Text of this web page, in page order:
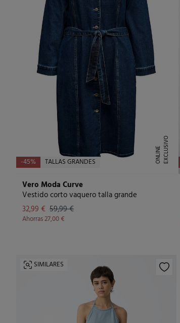
-45% TALLAS GRANDES E
X
C
L
U
S I
V
O
O
N
L
I
N
E
Vero Moda Curve
Vestido corto vaquero talla grande
32,99 € 59,99 €
Ahorras27,00 €
SIMILARES